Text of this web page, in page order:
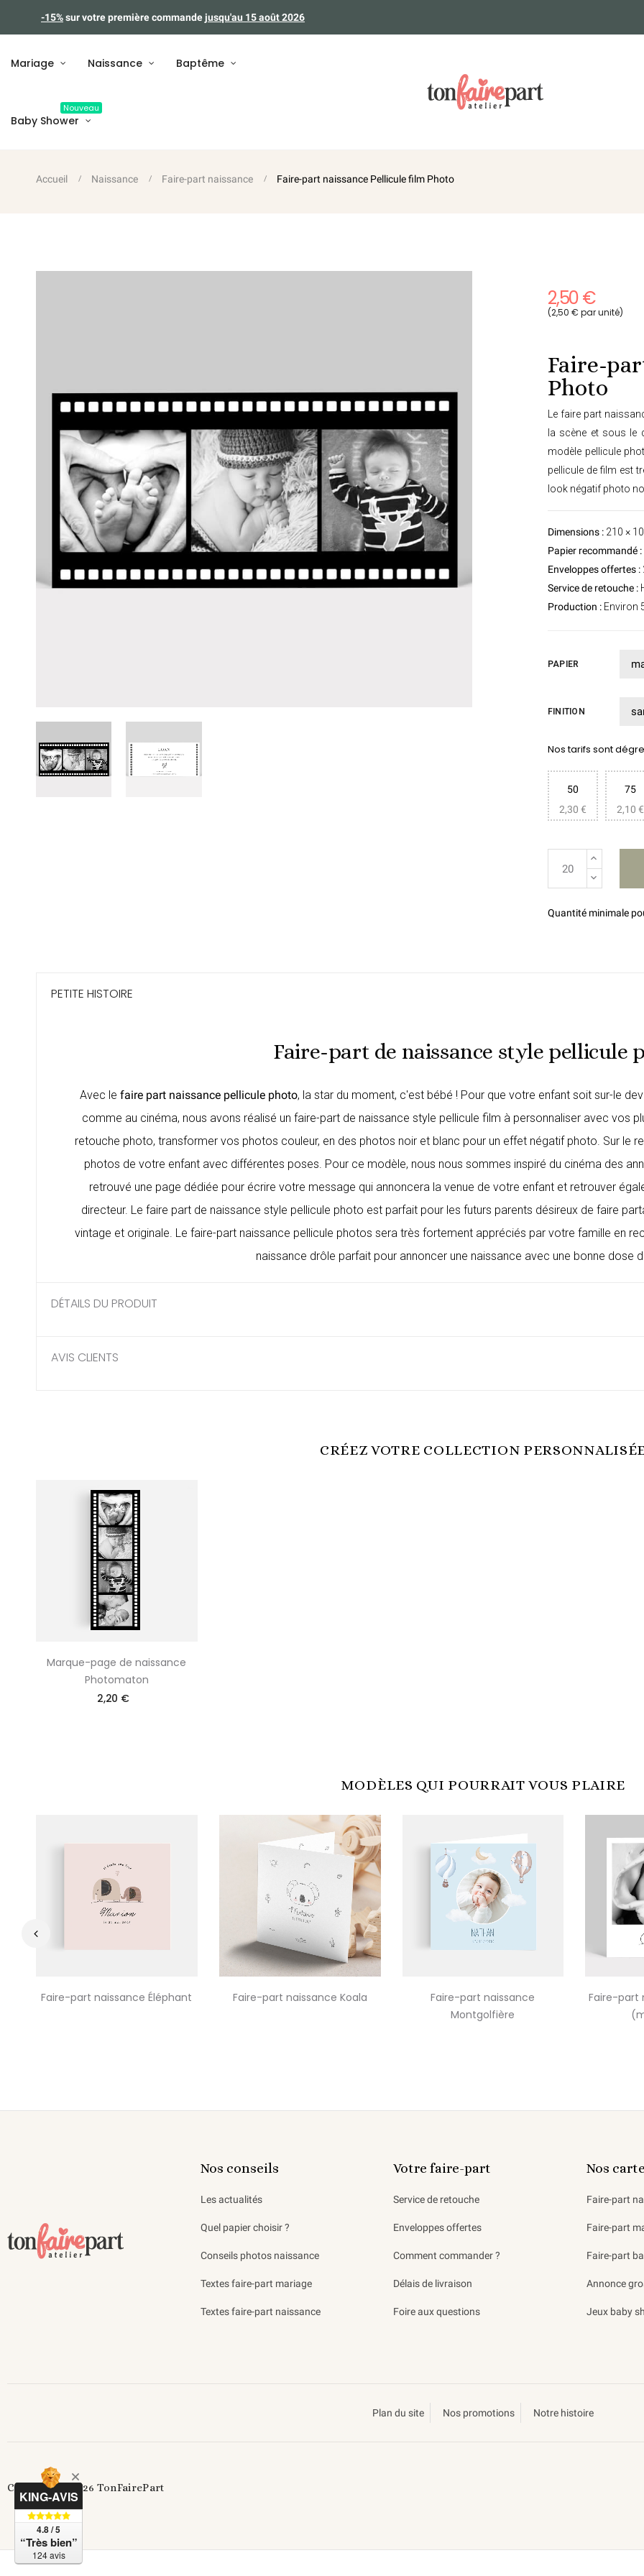
-15%sur votre première commandejusqu'au 15 août 2026
Mariage Naissance Baptême
Baby Shower
Nouveau
Accueil Naissance Faire-part naissance Faire-part naissance Pellicule film Photo
2,50 €
(2,50 € par unité)
Faire-
Photo
Le faire part
la scène et sous le
modèle pellicule
pellicule de film est
look négatif photo
Dimensions : 210 ×
Papier recommandé :
Enveloppes offertes :
Service de retouche :
Production : Environ
PAPIER
FINITION
Nos tarifs sont
50
2,30 €
75
2,10 €
Quantité minimale
PETITE HISTOIRE
Faire-part de naissance style pellicule
Avec le faire part naissance pellicule photo, la star du moment, c'est bébé ! Pour que votre enfant soit sur-le
comme au cinéma, nous avons réalisé un faire-part de naissance style pellicule film à personnaliser avec vos
retouche photo, transformer vos photos couleur, en des photos noir et blanc pour un effet négatif photo. Sur le
photos de votre enfant avec différentes poses. Pour ce modèle, nous nous sommes inspiré du cinéma des
retrouvé une page dédiée pour écrire votre message qui annoncera la venue de votre enfant et retrouver
directeur. Le faire part de naissance style pellicule photo est parfait pour les futurs parents désireux de faire
vintage et originale. Le faire-part naissance pellicule photos sera très fortement appréciés par votre famille en
naissance drôle parfait pour annoncer une naissance avec une bonne dose
DÉTAILS DU PRODUIT
AVIS CLIENTS
CRÉEZ VOTRE COLLECTION
Marque-page de naissance
Photomaton
2,20 €
MODÈLES QUI POURRAIT VOUS PLAIRE
Faire-part naissance Éléphant Faire-part naissance Koala
Faire-part naissance
Montgolfière
Faire-part
Nos conseils
Les actualités
Quel papier choisir ?
Conseils photos naissance
Textes faire-part mariage
Textes faire-part naissance
Votre faire-part
Service de retouche
Enveloppes offertes
Comment commander ?
Délais de livraison
Foire aux questions
Nos
Faire-part
Faire-part
Faire-part
Annonce
Jeux baby
Plan du site Nos promotions Notre histoire
Copyright© 2026 TonFairePart
KING-AVIS
4.8 / 5
“Très bien”
124 avis